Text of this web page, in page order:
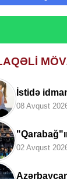
İstidə
08 Avqust
02 Avqust